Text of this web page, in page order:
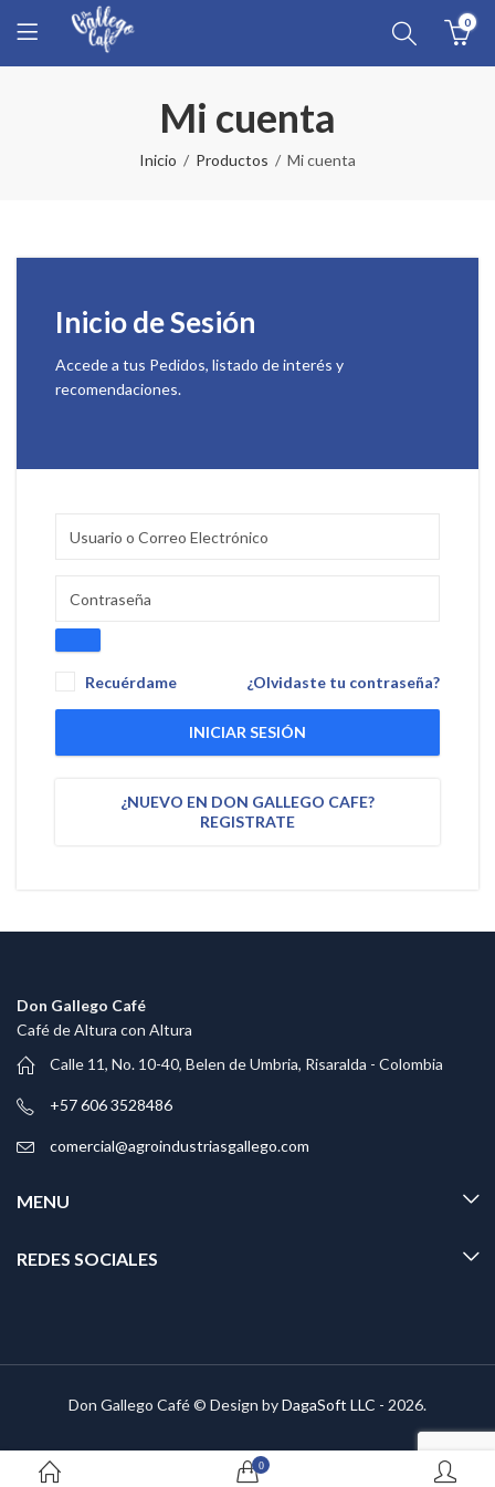
0
Mi cuenta
Inicio Productos Mi cuenta
Inicio de Sesión
Accede a tus Pedidos, listado de interés y
recomendaciones.
Recuérdame ¿Olvidaste tu contraseña?
INICIAR SESIÓN
¿NUEVO EN DON GALLEGO CAFE?
REGISTRATE
Don Gallego Café
Café de Altura con Altura
Calle 11, No. 10-40, Belen de Umbria, Risaralda - Colombia
+57 606 3528486
comercial@agroindustriasgallego.com
MENU
REDES SOCIALES
Don Gallego Café © Design byDagaSoft LLC - 2026.
0